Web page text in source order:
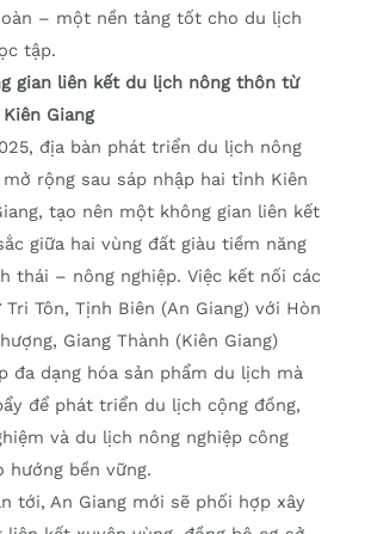
– một nền tảng tốt cho du lịch
tập.
gian liên kết du lịch nông thôn từ
Giang
địa bàn phát triển du lịch nông
rộng sau sáp nhập hai tỉnh Kiên
tạo nên một không gian liên kết
giữa hai vùng đất giàu tiềm năng
thái – nông nghiệp. Việc kết nối các
Tôn, Tịnh Biên (An Giang) với Hòn
Giang Thành (Kiên Giang)
đa dạng hóa sản phẩm du lịch mà
để phát triển du lịch cộng đồng,
và du lịch nông nghiệp công
hướng bền vững.
tới, An Giang mới sẽ phối hợp xây